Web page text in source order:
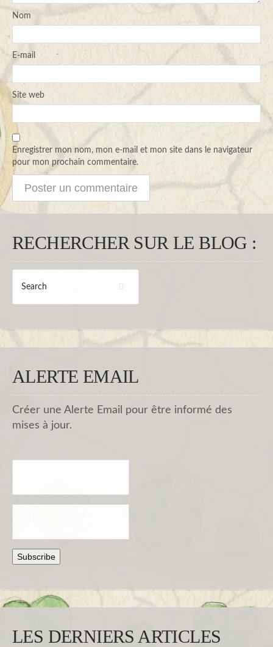
Nom
E-mail
Site web
Enregistrer mon nom, mon e-mail et mon site dans le navigateur
pour mon prochain commentaire.
RECHERCHER SUR LE BLOG :
ALERTE EMAIL
Créer une Alerte Email pour être informé des
mises à jour.
LES DERNIERS ARTICLES